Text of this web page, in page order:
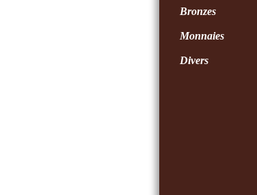
Bronzes
Monnaies
Divers